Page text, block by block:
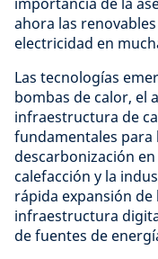
ahora las
electricidad en
Las tecnologías
bombas de calor, el
infraestructura de
fundamentales
descarbonización
calefacción y la
rápida expansión
infraestructura
de fuentes de